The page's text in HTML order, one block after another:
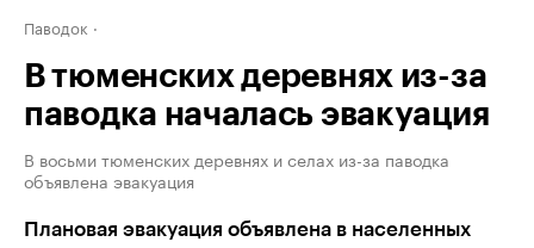
Паводок
В тюменских деревнях из-за
паводка началась эвакуация
В восьми тюменских деревнях и селах из-за паводка
объявлена эвакуация
Плановая эвакуация объявлена в населенных